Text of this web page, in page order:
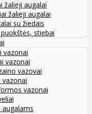
žalieji augalai
žalieji augalai
su žiedais
stiebai
vazonai
vazonai
vazovai
vazonai
vazonai
augalams